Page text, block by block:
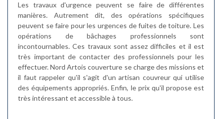
Les travaux d'urgence peuvent se faire de différentes
manières. Autrement dit, des opérations spécifiques
peuvent se faire pour les urgences de fuites de toiture. Les
opérations de bâchages professionnels sont
incontournables. Ces travaux sont assez difficiles et il est
très important de contacter des professionnels pour les
effectuer. Nord Artois couverture se charge des missions et
il faut rappeler qu'il s'agit d'un artisan couvreur qui utilise
des équipements appropriés. Enfin, le prix qu'il propose est
très intéressant et accessible à tous.